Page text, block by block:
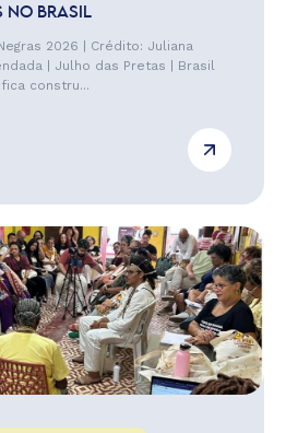
NO BRASIL
2026 | Crédito: Juliana
| Julho das Pretas | Brasil
constru...